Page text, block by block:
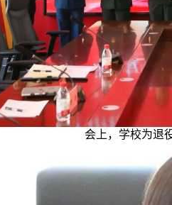
会上，学校为退